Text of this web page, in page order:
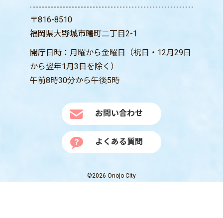
〒816-8510
福岡県大野城市曙町二丁目2-1
開庁日時：月曜から金曜日（祝日・12月29日
から翌年1月3日を除く）
午前8時30分から午後5時
お問い合わせ
よくある質問
©2026 Onojo City